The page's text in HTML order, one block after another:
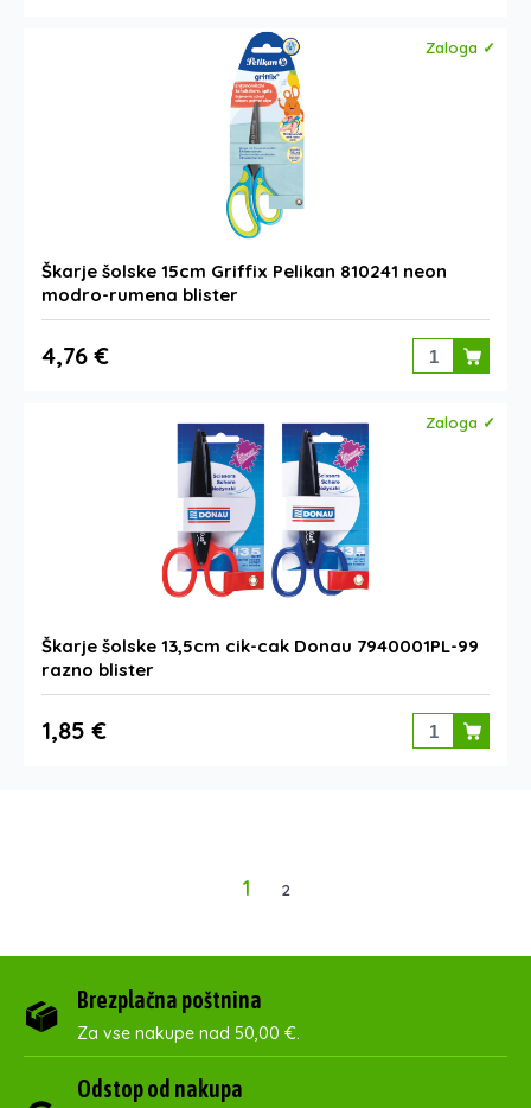
Zaloga ✓
Škarje šolske 15cm Griffix Pelikan 810241 neon
modro-rumena blister
4,76 €
Zaloga ✓
Škarje šolske 13,5cm cik-cak Donau 7940001PL-99
razno blister
1,85 €
1 2
Brezplačna poštnina
Za vse nakupe nad 50,00 €.
Odstop od nakupa